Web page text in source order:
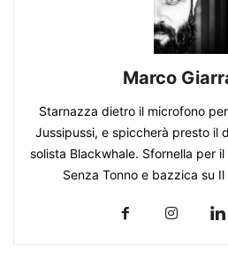
Marco
Starnazza dietro il microfono
Jussipussi, e spiccherà presto il
solista Blackwhale. Sfornella per
Senza Tonno e bazzica su